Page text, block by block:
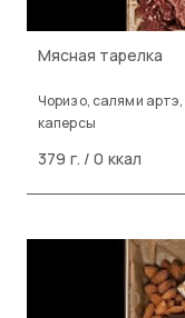
Мясная тарелка
Чоризо, салями
каперсы
379 г. / 0 ккал